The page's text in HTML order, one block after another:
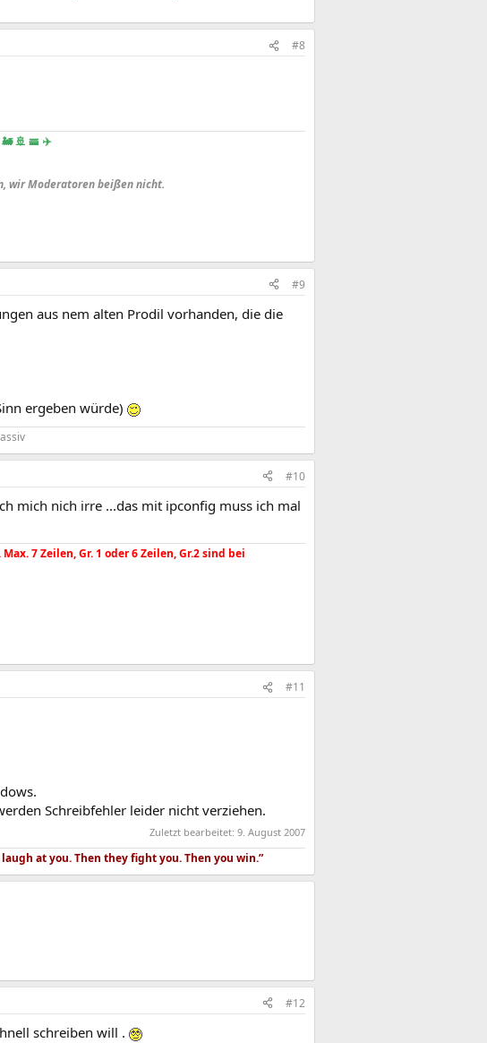
#8
🚢 🚟 ✈️
wir Moderatoren beißen nicht.
#9
aus nem alten Prodil vorhanden, die die
ergeben würde)
#10
mich nich irre ...das mit ipconfig muss ich mal
7 Zeilen, Gr. 1 oder 6 Zeilen, Gr.2 sind bei
#11
Schreibfehler leider nicht verziehen.
Zuletzt bearbeitet: 9. August 2007
at you. Then they fight you. Then you win.”
#12
schreiben will .